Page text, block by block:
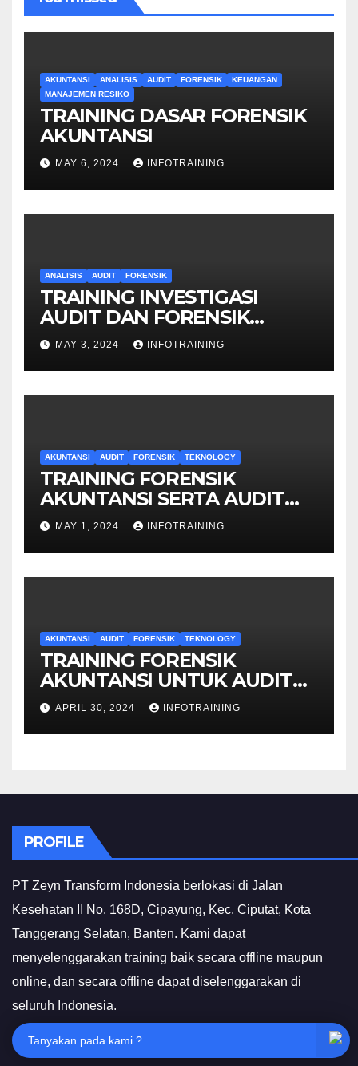
AKUNTANSI ANALISIS AUDIT FORENSIK
KEUANGAN
MANAJEMEN RESIKO
TRAINING DASAR FORENSIK
AKUNTANSI
MAY 6, 2024 INFOTRAINING
ANALISIS AUDIT FORENSIK
TRAINING INVESTIGASI
AUDIT DAN FORENSIK
KEUANGAN
MAY 3, 2024 INFOTRAINING
AKUNTANSI AUDIT FORENSIK TEKNOLOGY
TRAINING FORENSIK
AKUNTANSI SERTA AUDIT
PENYELIDIKAN
MAY 1, 2024 INFOTRAINING
AKUNTANSI AUDIT FORENSIK TEKNOLOGY
TRAINING FORENSIK
AKUNTANSI UNTUK AUDIT
INVESTIGATIF
APRIL 30, 2024 INFOTRAINING
PROFILE
PT Zeyn Transform Indonesia berlokasi di Jalan
Kesehatan II No. 168D, Cipayung, Kec. Ciputat, Kota
Tanggerang Selatan, Banten. Kami dapat
menyelenggarakan training baik secara offline maupun
online, dan secara offline dapat diselenggarakan di
seluruh Indonesia.
Tanyakan pada kami ?